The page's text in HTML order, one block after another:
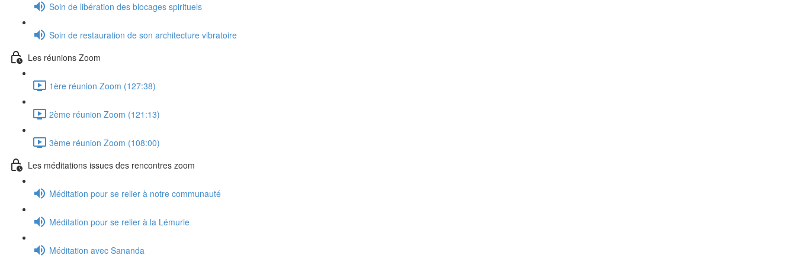
Soin de libération des blocages spirituels
Soin de restauration de son architecture vibratoire
Les réunions Zoom
1ère réunion Zoom (127:38)
2ème réunion Zoom (121:13)
3ème réunion Zoom (108:00)
Les méditations issues des rencontres zoom
Méditation pour se relier à notre communauté
Méditation pour se relier à la Lémurie
Méditation avec Sananda